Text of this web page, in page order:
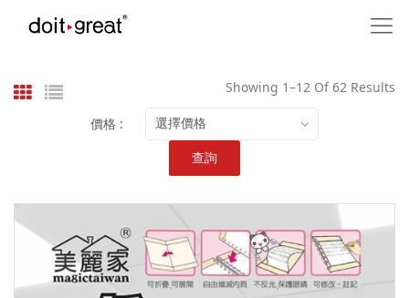
Showing 1–12 Of 62 Results
價格 : 選擇價格
查詢